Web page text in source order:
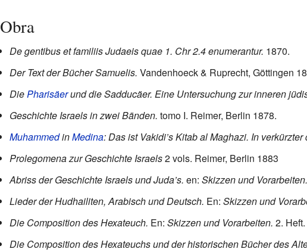
Obra
De gentibus et familiis Judaeis quae 1. Chr 2.4 enumerantur. 1870.
Der Text der Bücher Samuelis. Vandenhoeck & Ruprecht, Göttingen
DiePharisäerund die Sadducäer. Eine Untersuchung zur inneren
Geschichte Israels in zwei Bänden. tomo I. Reimer, Berlin 1878.
MuhammedinMedina: Das ist Vakidi’s Kitab al Maghazi. In
Prolegomena zur Geschichte Israels2 vols. Reimer, Berlin 1883
Abriss der Geschichte Israels und Juda’s. en: Skizzen und Vorarbeiten.
Lieder der Hudhailiten, Arabisch und Deutsch. En: Skizzen und
Die Composition des Hexateuch. En: Skizzen und Vorarbeiten. 2.
Die Composition des Hexateuchs und der historischen Bücher des